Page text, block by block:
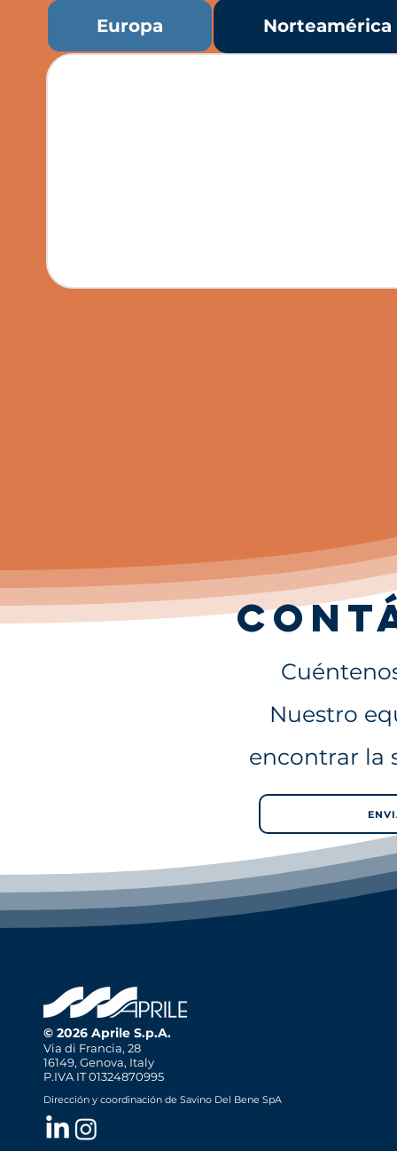
Europa Norteamérica
Nuestro
encontrar la
© 2026 Aprile S.p.A.
Via di Francia, 28
16149, Genova, Italy
P.IVA IT 01324870995
Dirección y coordinación de Savino Del Bene SpA